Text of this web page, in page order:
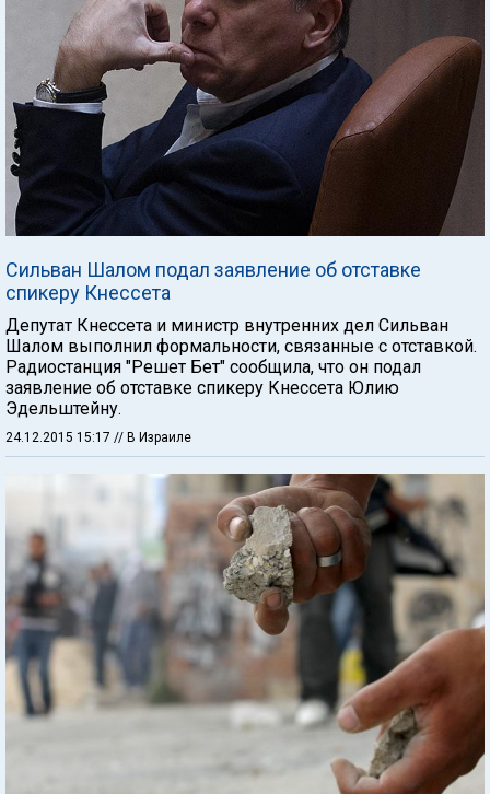
Сильван Шалом подал заявление об отставке
спикеру Кнессета
Депутат Кнессета и министр внутренних дел Сильван
Шалом выполнил формальности, связанные с отставкой.
Радиостанция "Решет Бет" сообщила, что он подал
заявление об отставке спикеру Кнессета Юлию
Эдельштейну.
24.12.2015 15:17 // В Израиле